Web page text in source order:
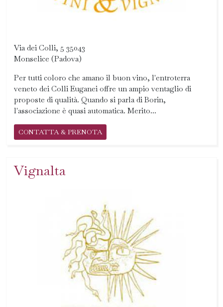
Via dei Colli, 5 35043
Monselice (Padova)
Per tutti coloro che amano il buon vino, l'entroterra
veneto dei Colli Euganei offre un ampio ventaglio di
proposte di qualità. Quando si parla di Borin,
l'associazione è quasi automatica. Merito...
CONTATTA & PRENOTA
Vignalta